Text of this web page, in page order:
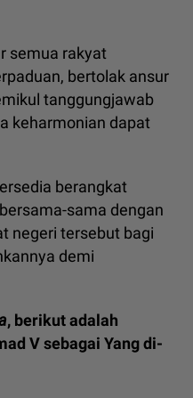
semua rakyat
bertolak ansur
tanggungjawab
keharmonian dapat
berangkat
sama dengan
negeri tersebut bagi
demi
, berikut adalah
V sebagai Yang di-